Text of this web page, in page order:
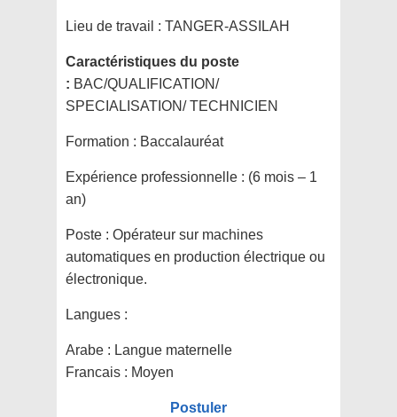
Lieu de travail : TANGER-ASSILAH
Caractéristiques du poste
: BAC/QUALIFICATION/
SPECIALISATION/ TECHNICIEN
Formation : Baccalauréat
Expérience professionnelle : (6 mois – 1
an)
Poste : Opérateur sur machines
automatiques en production électrique ou
électronique.
Langues :
Arabe : Langue maternelle
Francais : Moyen
Postuler